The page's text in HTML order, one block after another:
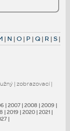
| N |O| P |Q| R |S|
| zobrazovací|
| 2007 | 2008 | 2009 |
| 2019 | 2020 | 2021 |
|